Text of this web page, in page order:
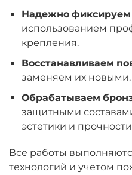
Надежно
использованием
крепления.
Восстанавливаем
заменяем их новыми.
Обрабатываем
защитными
эстетики и
Все работы
технологий и учетом